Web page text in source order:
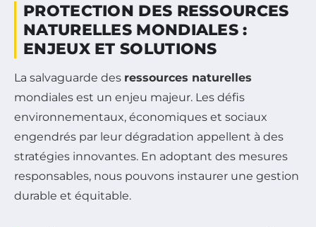
PROTECTION DES RESSOURCES
NATURELLES MONDIALES :
ENJEUX ET SOLUTIONS
La salvaguarde des ressources naturelles
mondiales est un enjeu majeur. Les défis
environnementaux, économiques et sociaux
engendrés par leur dégradation appellent à des
stratégies innovantes. En adoptant des mesures
responsables, nous pouvons instaurer une gestion
durable et équitable.